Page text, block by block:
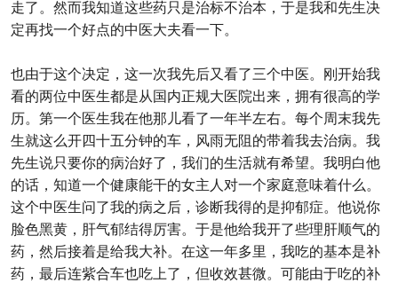
走了。然而我知道这些药只是治标不治本，于是我和先生决
定再找一个好点的中医大夫看一下。
也由于这个决定，这一次我先后又看了三个中医。刚开始我
看的两位中医生都是从国内正规大医院出来，拥有很高的学
历。第一个医生我在他那儿看了一年半左右。每个周末我先
生就这么开四十五分钟的车，风雨无阻的带着我去治病。我
先生说只要你的病治好了，我们的生活就有希望。我明白他
的话，知道一个健康能干的女主人对一个家庭意味着什么。
这个中医生问了我的病之后，诊断我得的是抑郁症。他说你
脸色黑黄，肝气郁结得厉害。于是他给我开了些理肝顺气的
药，然后接着是给我大补。在这一年多里，我吃的基本是补
药，最后连紫合车也吃上了，但收效甚微。可能由于吃的补